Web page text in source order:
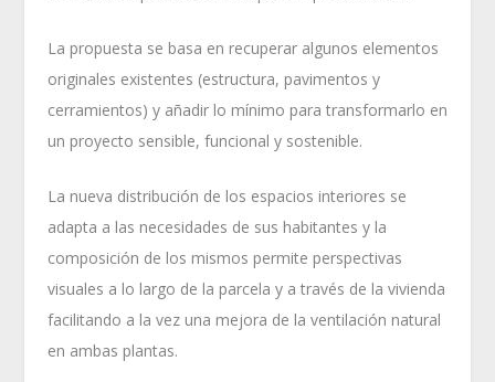
La propuesta se basa en recuperar algunos elementos
originales existentes (estructura, pavimentos y
cerramientos) y añadir lo mínimo para transformarlo en
un proyecto sensible, funcional y sostenible.
La nueva distribución de los espacios interiores se
adapta a las necesidades de sus habitantes y la
composición de los mismos permite perspectivas
visuales a lo largo de la parcela y a través de la vivienda
facilitando a la vez una mejora de la ventilación natural
en ambas plantas.